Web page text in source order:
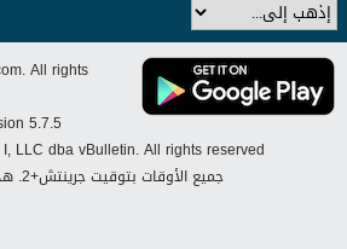
All rights
5.7.5
LLC dba vBulletin. All rights reserved.
جميع الأوقات بتوقيت جرينتش+2. هذه الصفحة أنشئت 06:00 PM.